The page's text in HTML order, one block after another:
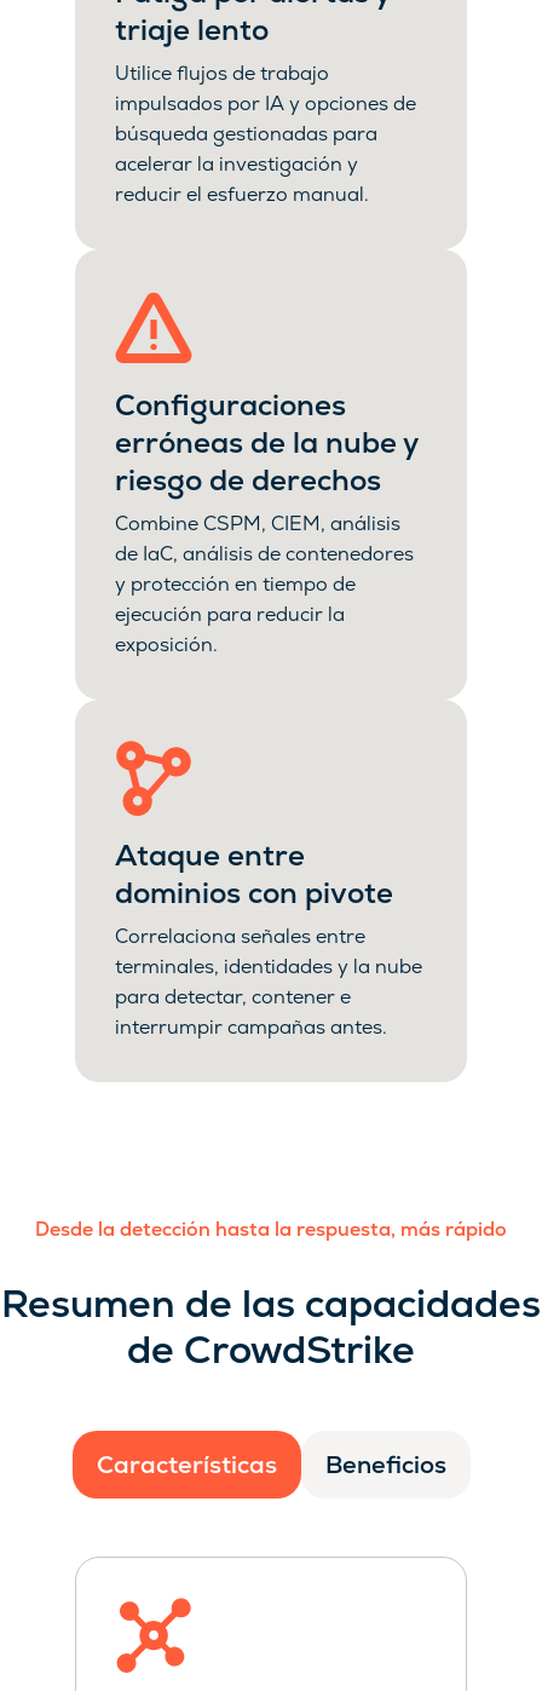
triaje lento
Utilice flujos de trabajo
impulsados por IA y opciones de
búsqueda gestionadas para
acelerar la investigación y
reducir el esfuerzo manual.
Configuraciones
erróneas de la nube y
riesgo de derechos
Combine CSPM, CIEM, análisis
de IaC, análisis de contenedores
y protección en tiempo de
ejecución para reducir la
exposición.
Ataque entre
dominios con pivote
Correlaciona señales entre
terminales, identidades y la nube
para detectar, contener e
interrumpir campañas antes.
Desde la detección hasta la respuesta, más rápido
Resumen de las capacidades
de CrowdStrike
Características Beneficios